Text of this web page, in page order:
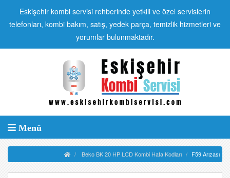
Eskişehir kombi servisi rehberinde yetkili ve özel servislerin
telefonları, kombi bakım, satış, yedek parça, temizlik hizmetleri ve
yorumlar bulunmaktadır.
Menü
Beko BK 20 HP LCD Kombi Hata Kodları F59 Arızası